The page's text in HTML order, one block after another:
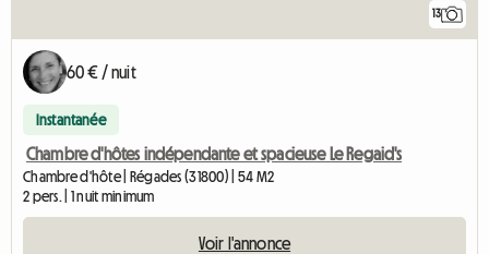
13
60 € / nuit
Instantanée
Chambre d'hôtes indépendante et spacieuse Le Regaid's
Chambre d'hôte | Régades (31800) | 54 M2
2 pers. | 1 nuit minimum
Voir l'annonce